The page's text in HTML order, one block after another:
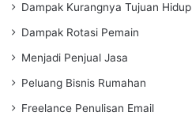
Dampak Kurangnya Tujuan Hidup
Dampak Rotasi Pemain
Menjadi Penjual Jasa
Peluang Bisnis Rumahan
Freelance Penulisan Email